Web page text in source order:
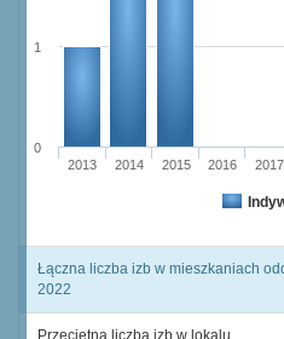
2013 2014 2015 2016 2017
0
1
Łączna liczba izb w mieszkaniach
2022
Przeciętna liczba izb w lokalu